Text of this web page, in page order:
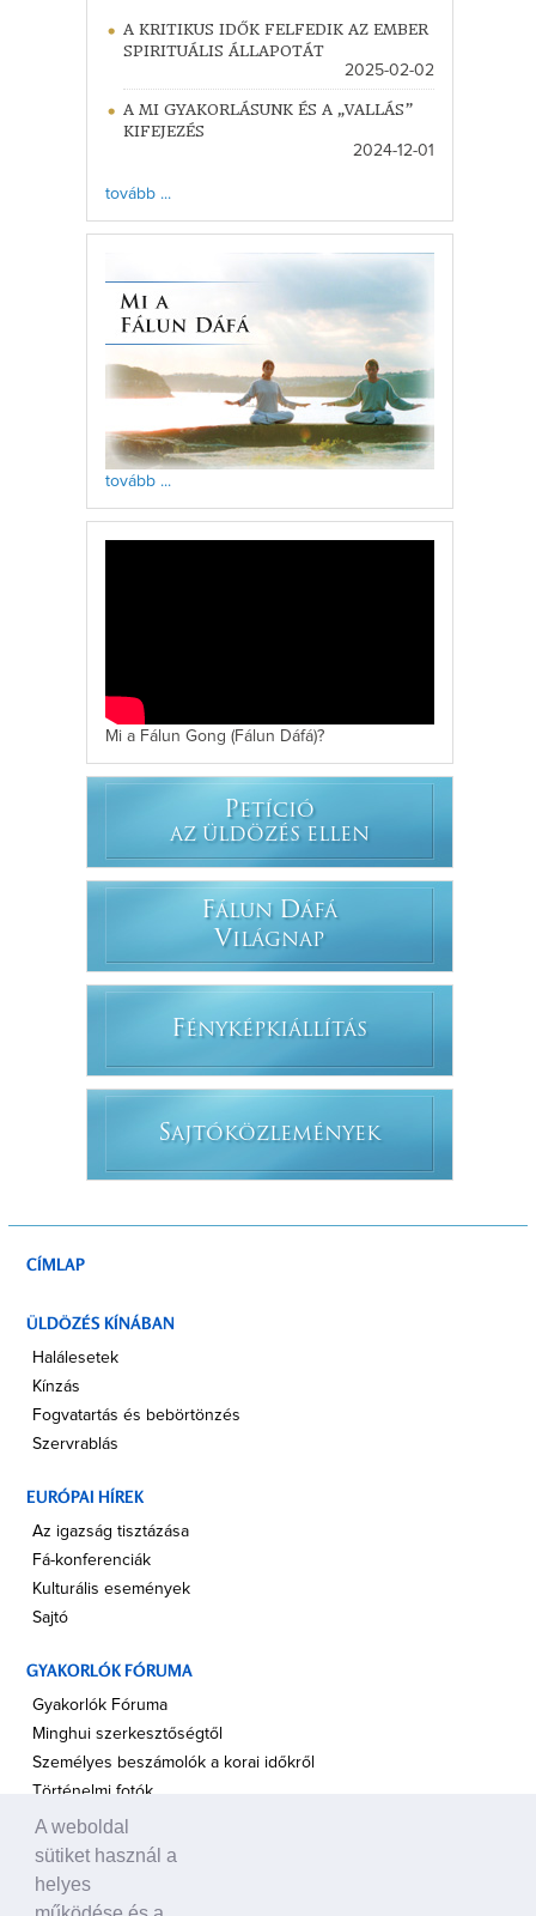
A KRITIKUS IDŐK FELFEDIK AZ EMBER
SPIRITUÁLIS ÁLLAPOTÁT
2025-02-02
A MI GYAKORLÁSUNK ÉS A „VALLÁS”
KIFEJEZÉS
2024-12-01
tovább ...
tovább ...
Mi a Fálun Gong (Fálun Dáfá)?
PETÍCIÓ
AZ ÜLDÖZÉS ELLEN
FÁLUN DÁFÁ
VILÁGNAP
FÉNYKÉPKIÁLLÍTÁS
SAJTÓKÖZLEMÉNYEK
CÍMLAP
ÜLDÖZÉS KÍNÁBAN
Halálesetek
Kínzás
Fogvatartás és bebörtönzés
Szervrablás
EURÓPAI HÍREK
Az igazság tisztázása
Fá-konferenciák
Kulturális események
Sajtó
GYAKORLÓK FÓRUMA
Gyakorlók Fóruma
Minghui szerkesztőségtől
Személyes beszámolók a korai időkről
Történelmi fotók
A TÁMOGATÁS HANGJA
Politikusok
Civil szervezetek, ENSZ
A weboldal
sütiket használ a
helyes